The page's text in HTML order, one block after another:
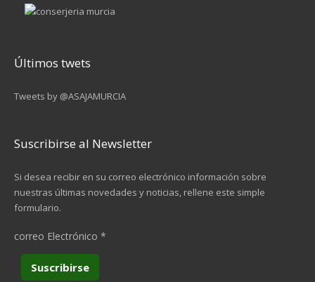
Últimos twets
Tweets by @ASAJAMURCIA
Suscribirse al Newsletter
Si desea recibir en su correo electrónico información sobre
nuestras últimas novedades y noticias, rellene este simple
formulario.
correo Electrónico *